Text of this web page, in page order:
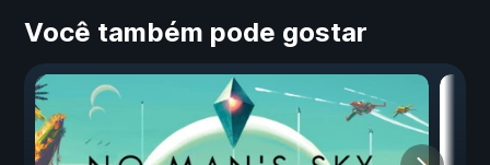
Você também pode gostar